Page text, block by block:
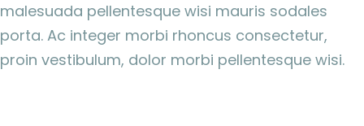
malesuada pellentesque wisi mauris sodales
porta. Ac integer morbi rhoncus consectetur,
proin vestibulum, dolor morbi pellentesque wisi.